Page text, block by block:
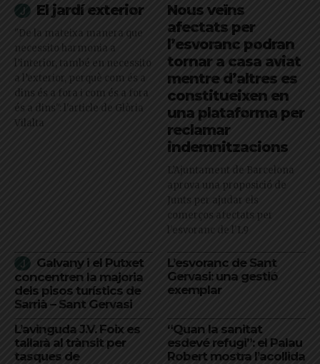
El jardí exterior
"De la mateixa manera que
necessito harmonia a
l’interior, també en necessito
a l’exterior, perquè com és a
dins és a fora i com és a fora
és a dins": l'article de Glòria
Vilalta
Nous veïns
afectats per
l’esvoranc podran
tornar a casa aviat
mentre d’altres es
constitueixen en
una plataforma per
reclamar
indemnitzacions
L’Ajuntament de Barcelona
aprova una proposició de
Junts per ajudar els
comerços afectats per
l'esvoranc de l'L9
Galvany i el Putxet
concentren la majoria
dels pisos turístics de
Sarrià – Sant Gervasi
L’esvoranc de Sant
Gervasi: una gestió
exemplar
L’avinguda J.V. Foix es
tallarà al trànsit per
tasques de
“Quan la sanitat
esdevé refugi”: el Palau
Robert mostra l’acollida